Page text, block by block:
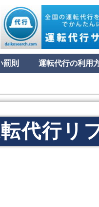
罰則 運転代行の利用
代行リ